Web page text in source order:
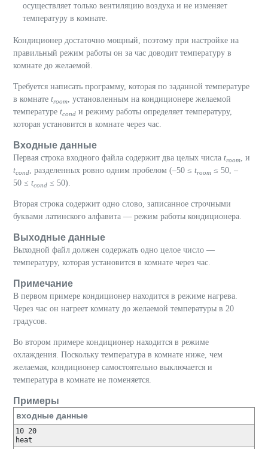
осуществляет только вентиляцию воздуха и не изменяет
температуру в комнате.
Кондиционер достаточно мощный, поэтому при настройке на
правильный режим работы он за час доводит температуру в
комнате до желаемой.
Требуется написать программу, которая по заданной температуре
в комнате troom
, установленным на кондиционере желаемой
температуре tcond и режиму работы определяет температуру,
которая установится в комнате через час.
Входные данные
Первая строка входного файла содержит два целых числа troom
, и
tcond , разделенных ровно одним пробелом (–50 ≤ troom ≤ 50, –
50 ≤ tcond ≤ 50).
Вторая строка содержит одно слово, записанное строчными
буквами латинского алфавита — режим работы кондиционера.
Выходные данные
Выходной файл должен содержать одно целое число —
температуру, которая установится в комнате через час.
Примечание
В первом примере кондиционер находится в режиме нагрева.
Через час он нагреет комнату до желаемой температуры в 20
градусов.
Во втором примере кондиционер находится в режиме
охлаждения. Поскольку температура в комнате ниже, чем
желаемая, кондиционер самостоятельно выключается и
температура в комнате не поменяется.
Примеры
входные данные
10 20